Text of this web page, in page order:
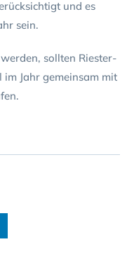
und es
sein.
sollten Riester-
im Jahr gemeinsam mit